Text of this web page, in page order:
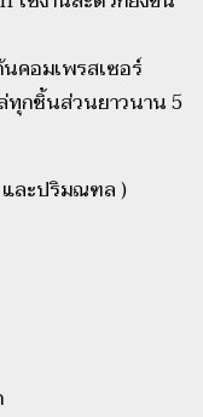
คอมเพรสเซอร์
ทุกชิ้นส่วนยาวนาน 5
และปริมณฑล )